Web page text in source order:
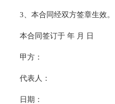
3、本合同经双方签章生效。
本合同签订于 年 月 日
甲方：
代表人：
日期：